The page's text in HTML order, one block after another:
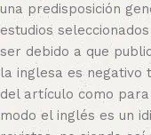
una predisposición
estudios
ser debido a que
la inglesa es negativo
del artículo como
modo el inglés es un